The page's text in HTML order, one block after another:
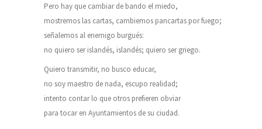
Pero hay que cambiar de bando el miedo,
mostremos las cartas, cambiemos pancartas por fuego;
señalemos al enemigo burgués:
no quiero ser islandés, islandés; quiero ser griego.
Quiero transmitir, no busco educar,
no soy maestro de nada, escupo realidad;
intento contar lo que otros prefieren obviar
para tocar en Ayuntamientos de su ciudad.